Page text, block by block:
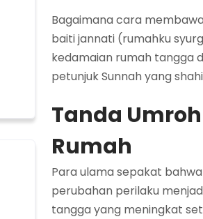
Bagaimana cara
baiti jannati (rumahku
kedamaian rumah tangga
petunjuk Sunnah yang
Tanda
Rumah
Para ulama sepakat
perubahan perilaku
tangga yang meningkat